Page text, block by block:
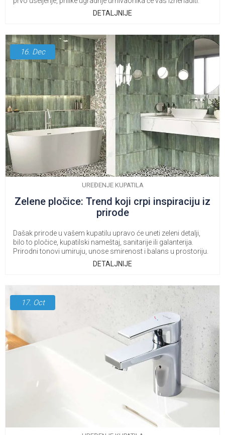
DETALJNIJE
16. Dec
UREĐENJE KUPATILA
Zelene pločice: Trend koji crpi inspiraciju iz
prirode
Dašak prirode u vašem kupatilu upravo će uneti zeleni detalji,
bilo to pločice, kupatilski nameštaj, sanitarije ili galanterija.
Prirodni tonovi umiruju, unose smirenost i balans u prostoriju.
DETALJNIJE
17. Oct